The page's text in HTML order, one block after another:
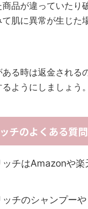
品が違っていたり
肌に異常が生じた
る時は返金される
ようにしましょう。
チのよくある質問
ッチはAmazonや楽
ッチのシャンプー